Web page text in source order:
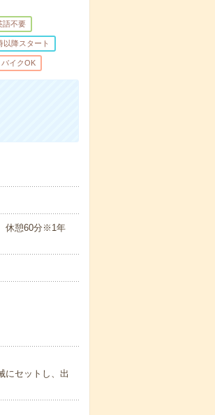
語不要
以降スタート
イクOK
休憩60分※1年
セットし、出